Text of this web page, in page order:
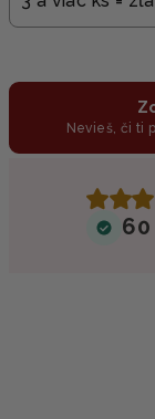
Nevieš, či ti
60